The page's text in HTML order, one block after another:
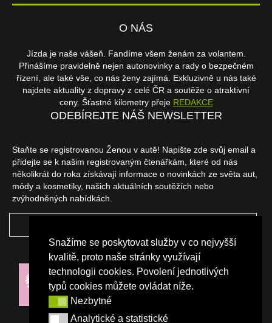
Snažíme se poskytovat služby v co nejvyšší
kvalitě, proto naše stránky využívají
technologii cookies. Povolení jednotlivých
typů cookies můžete ovládat níže.
NezbytnéNezbytné
Analytické a statistické
Analytické a statistické
O NÁS
Jízda je naše vášeň. Fandíme všem ženám za volantem.
Přinášíme pravidelně nejen autonovinky a rady o bezpečném
řízení, ale také vše, co nás ženy zajímá. Exkluzivně u nás také
najdete aktuality z dopravy z celé ČR a soutěže o atraktivní
ceny. Šťastné kilometry přeje REDAKCE
ODEBÍREJTE NÁŠ NEWSLETTER
Staňte se registrovanou Ženou v autě! Napište zde svůj email a
přidejte se k našim registrovaným čtenářkám, které od nás
několikrát do roka získávají informace o novinkách ze světa aut,
módy a kosmetiky, našich aktuálních soutěžích nebo
zvýhodněných nabídkách.
NAŠI PARTNEŘI